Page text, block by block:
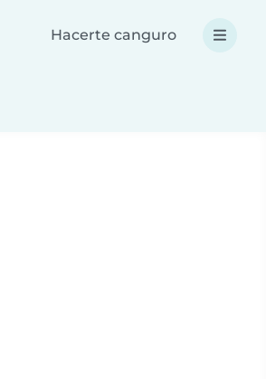
Hacerte canguro